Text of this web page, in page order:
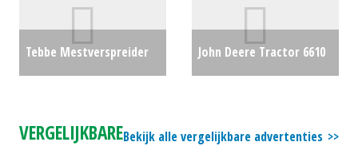
#270475
€6500
Tebbe Mestverspreider
John Deere Tractor 6610
Bekijk alle vergelijkbare advertenties
VERGELIJKBARE